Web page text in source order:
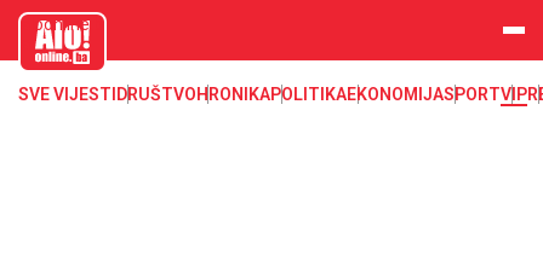
aloonline.b
SVE VIJESTI DRUŠTVOHRONIKAPOLITIKAEKONOMIJASPORTVIP